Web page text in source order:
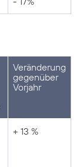
Veränderung
gegenüber
Vorjahr
+ 13 %